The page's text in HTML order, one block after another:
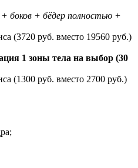
боков + бёдер полностью +
(3720 руб. вместо 19560 руб.)
1 зоны тела на выбор (30
(1300 руб. вместо 2700 руб.)